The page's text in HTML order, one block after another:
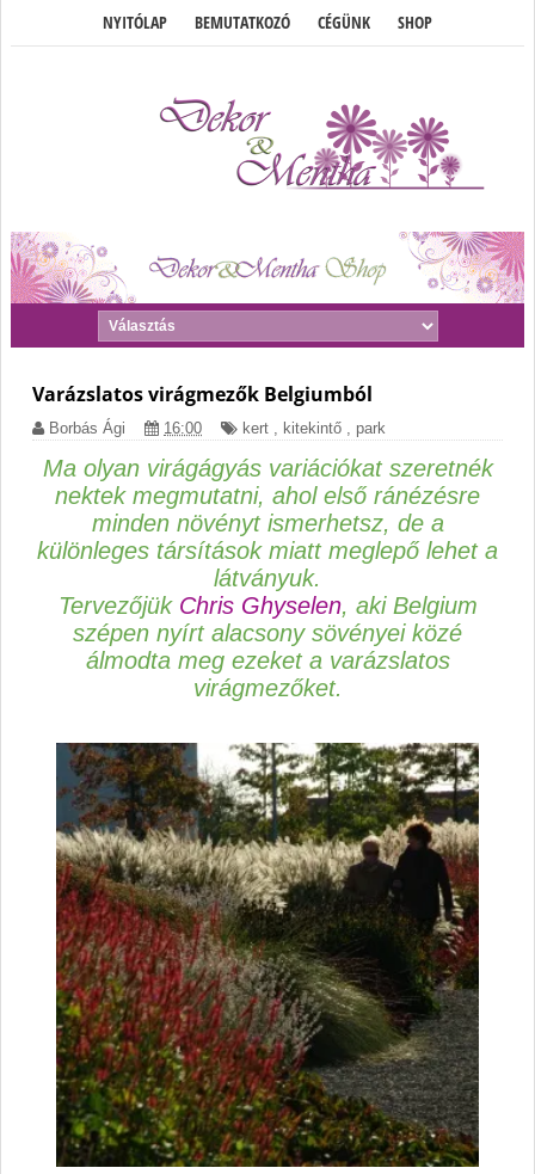
NYITÓLAP BEMUTATKOZÓ CÉGÜNK SHOP
Varázslatos virágmezők Belgiumból
Borbás Ági 16:00 kert , kitekintő , park
Ma olyan virágágyás variációkat szeretnék
nektek megmutatni, ahol első ránézésre
minden növényt ismerhetsz, de a
különleges társítások miatt meglepő lehet a
látványuk.
Tervezőjük Chris Ghyselen, aki Belgium
szépen nyírt alacsony sövényei közé
álmodta meg ezeket a varázslatos
virágmezőket.